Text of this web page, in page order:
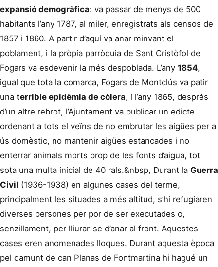
expansió demogràfica: va passar de menys de 500
habitants l’any 1787, al miler, enregistrats als censos de
1857 i 1860. A partir d’aquí va anar minvant el
poblament, i la pròpia parròquia de Sant Cristòfol de
Fogars va esdevenir la més despoblada. L’any 1854,
igual que tota la comarca, Fogars de Montclús va patir
una terrible epidèmia de còlera, i l’any 1865, després
d’un altre rebrot, l’Ajuntament va publicar un edicte
ordenant a tots el veïns de no embrutar les aigües per a
ús domèstic, no mantenir aigües estancades i no
enterrar animals morts prop de les fonts d’aigua, tot
sota una multa inicial de 40 rals.&nbsp, Durant la Guerra
Civil (1936-1938) en algunes cases del terme,
principalment les situades a més altitud, s’hi refugiaren
diverses persones per por de ser executades o,
senzillament, per lliurar-se d’anar al front. Aquestes
cases eren anomenades lloques. Durant aquesta època
pel damunt de can Planas de Fontmartina hi hagué un